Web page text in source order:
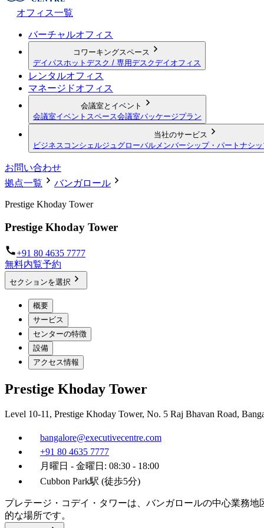
オフィス一覧
バーチャルオフィス
コワーキングスペース
デイパス ホットデスク / 専用デスクデイオフィス
レンタルオフィス
マネージドオフィス
会議室とイベント
会議室イベントスペース会議室パッケージプラン
当社のサービス
ビジネスコンシェルジュ グローバルメンバーシップ・パートナシ
お問い合わせ
拠点一覧
バンガロール
Prestige Khoday Tower
Prestige Khoday Tower
+91 80 4635 7777
無料内覧予約
セクションを選択
概要
サービス
センターの特徴
設備
アクセス情報
Prestige Khoday Tower
Level 10-11, Prestige Khoday Tower, No. 5 Raj Bhavan Road,
bangalore@executivecentre.com
+91 80 4635 7777
月曜日 - 金曜日: 08:30 - 18:00
Cubbon Park駅 (徒歩5分)
プレテージ・コデイ・タワーは、バンガロールの中心業務
的な場所です。